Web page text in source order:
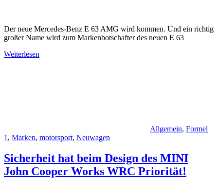
Der neue Mercedes-Benz E 63 AMG wird kommen. Und ein richtig
großer Name wird zum Markenbotschafter des neuen E 63
Weiterlesen
Allgemein, Formel
1 , Marken, motorsport, Neuwagen
Sicherheit hat beim Design des MINI
John Cooper Works WRC Priorität!